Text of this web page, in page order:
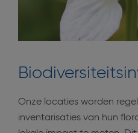
Onze locaties worden
inventarisaties van hun